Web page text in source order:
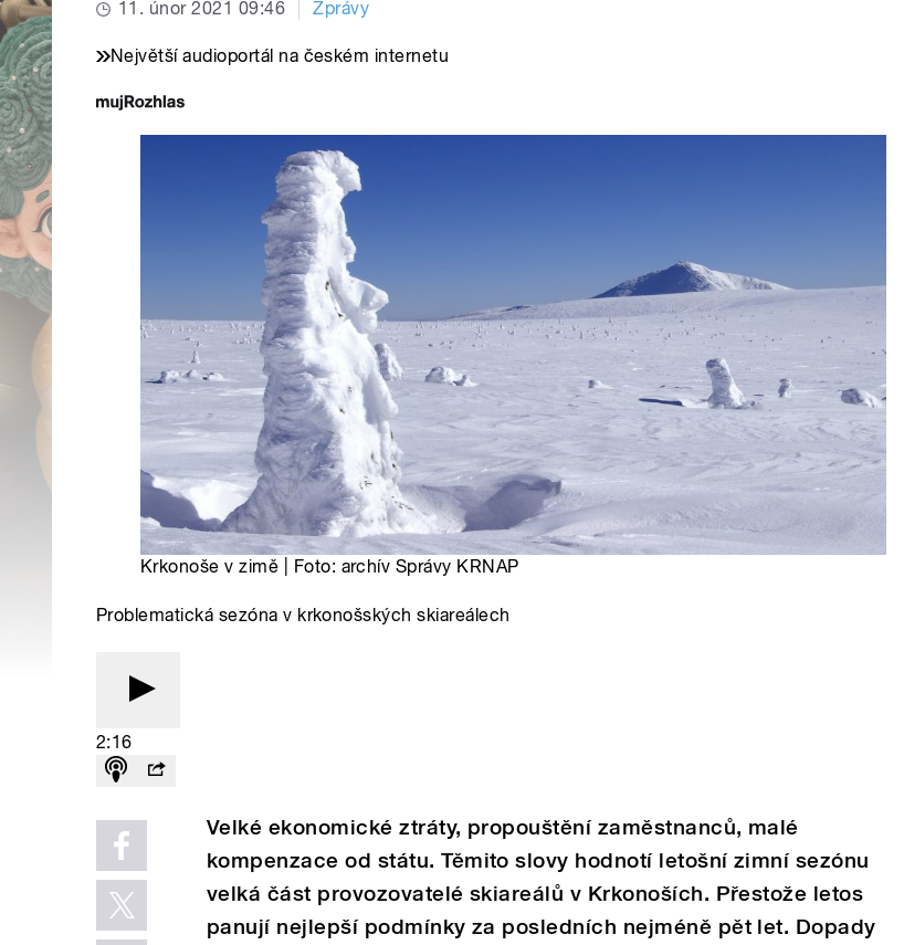
11. únor 2021 09:46 Zprávy
Největší audioportál na českém internetu
Krkonoše v zimě | Foto: archív Správy KRNAP
Problematická sezóna v krkonošských skiareálech
2:16
Velké ekonomické ztráty, propouštění zaměstnanců, malé
kompenzace od státu. Těmito slovy hodnotí letošní zimní sezónu
velká část provozovatelé skiareálů v Krkonoších. Přestože letos
panují nejlepší podmínky za posledních nejméně pět let. Dopady